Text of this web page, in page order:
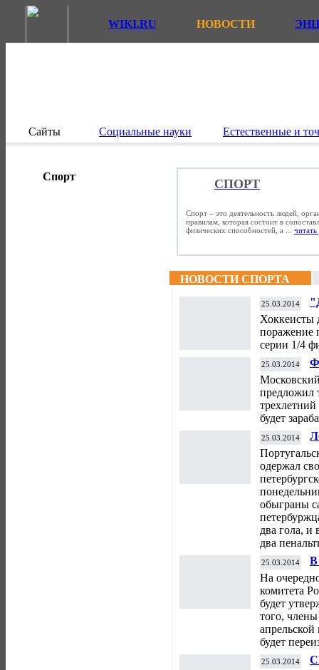
WIKI.RU НОВОСТИ
Сайты Социальные науки Естественные и
Спорт
СПОРТ
Спорт – это деятельность людей,
правилам, которая состоит в
физических способностей, а ... читать
НОВОСТИ СПОРТА
25.03.2014
Хоккеисты
поражение
серии 1/4
25.03.2014
предложил
будет
25.03.2014
одержал
обыграны
два гола,
два
25.03.2014
В
На
комитета
будет
того,
будет
25.03.2014